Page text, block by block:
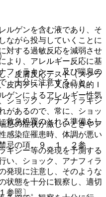
ルゲンを含む液であり、そ
ながら投与していくことに
対する過敏反応を減弱させ
より、アレルギー反応に基
フィラキシー、及び喘息の
、十分に注意すること。
ショック、アナフィラキシ
があるので、常に、ショッ
救急処置のとれる準備をし
シー等の発現を予測する
い、ショック、アナフィラ
発現に注意し、そのような
状態を十分に観察し、適切
参照〕。
、皮膚反応テスト（スクラ
皮内テスト）又は特異的Ｉ
ゲンによるアレルギー性気
息の症状が激しいときやア
感染症罹患時、体調が悪い
忌の項、９．１．２参